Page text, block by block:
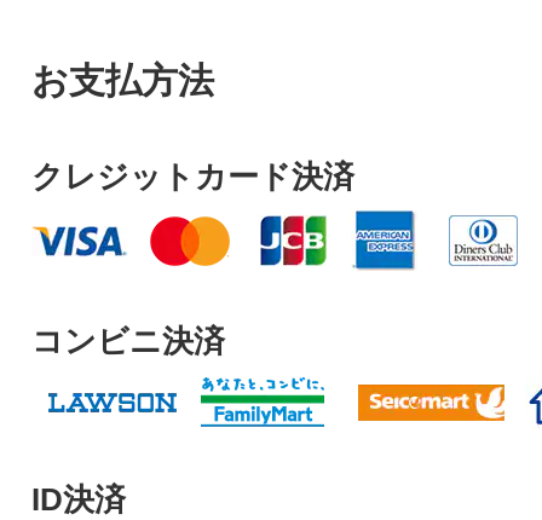
お支払方法
クレジットカード決済
コンビニ決済
ID決済